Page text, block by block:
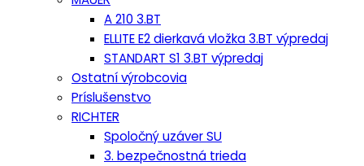
A 210 3.BT
ELLITE E2 dierkavá vložka 3.BT výpredaj
STANDART S1 3.BT výpredaj
Ostatní výrobcovia
Príslušenstvo
RICHTER
Spoločný uzáver SU
3. bezpečnostná trieda